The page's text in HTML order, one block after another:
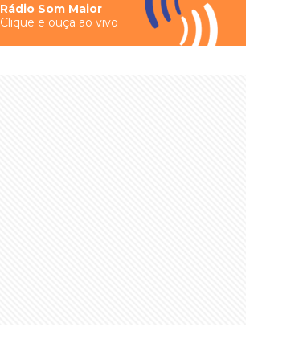
Rádio Som Maior
Clique e ouça ao vivo